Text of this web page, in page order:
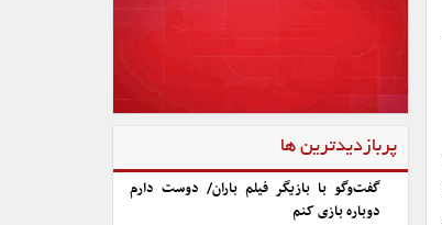
پربازدیدترین ها
گفت‌وگو با بازیگر فیلم باران/ دوست دارم
دوباره بازی کنم